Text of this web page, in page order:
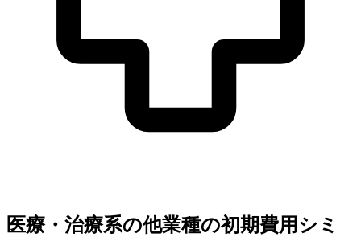
医療・治療系の他業種の初期費用シミ